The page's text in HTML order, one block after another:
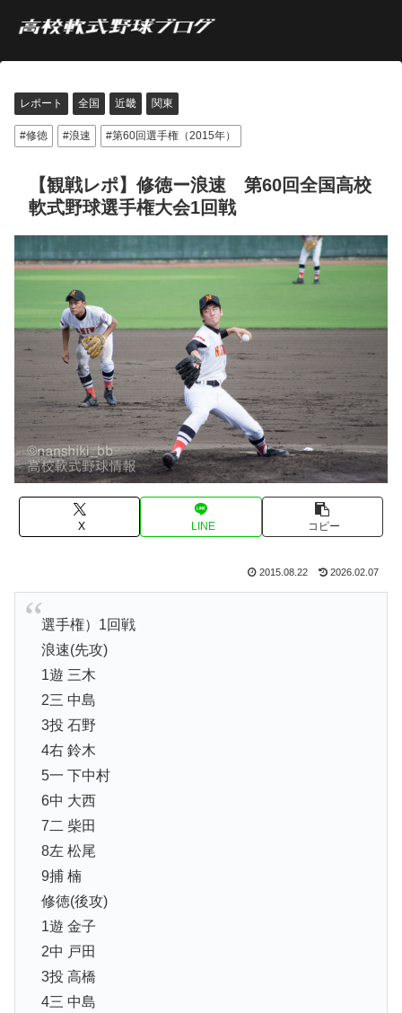
レポート 全国 近畿 関東
修徳 浪速 第60回選手権（2015年）
【観戦レポ】修徳ー浪速 第60回全国高校
軟式野球選手権大会1回戦
X LINE コピー
2015.08.22 2026.02.07
選手権）1回戦
浪速(先攻)
1遊 三木
2三 中島
3投 石野
4右 鈴木
5一 下中村
6中 大西
7二 柴田
8左 松尾
9捕 楠
修徳(後攻)
1遊 金子
2中 戸田
3投 高橋
4三 中島